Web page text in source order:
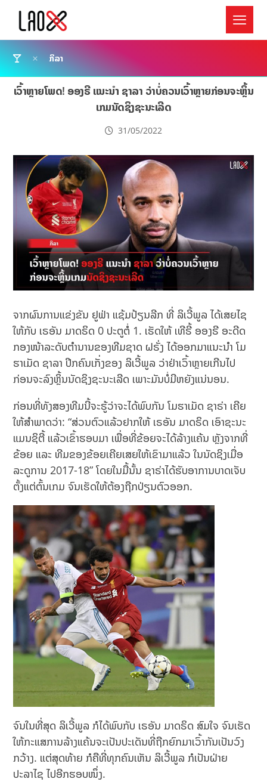
ກິລາ
ເວົ້າຫຼາຍໂພດ! ອອງຣີ ແນະນຳ ຊາລາ ວ່າບໍ່ຄວນເວົ້າຫຼາຍກ່ອນຈະຫຼິ້ນ
ເກມນັດຊິງຊະນະເລີດ
31/05/2022
ຈາກຜົນການແຂ່ງຂັນ ຢູຟ່າ ແຊ້ມປ້ຽນລີກ ທີ່ ລິເວີ້ພູລ ໄດ້ເສຍໄຊ
ໃຫ້ກັບ ເຣອັນ ມາດຣິດ 0 ປະຕູຕໍ່ 1. ເຮັດໃຫ້ ເທີຣີ້ ອອງຣີ ອະດີດ
ກອງໜ້າລະດັບຕຳນານຂອງທີມຊາດ ຝຣັ່ງ ໄດ້ອອກມາແນະນຳ ໂມ
ຮາເມັດ ຊາລາ ປີກຄົນເກັ່ງຂອງ ລິເວີ້ພູລ ວ່າຢ່າເວົ້າຫຼາຍເກີນໄປ
ກ່ອນຈະລົງຫຼິ້ນນັດຊິງຊະນະເລີດ ເພາະມັນບໍ່ມີຫຍັງແນ່ນອນ.
ກ່ອນທີ່ທັງສອງທີມນີ້ຈະຮູ້ວ່າຈະໄດ້ພົບກັນ ໂມຮາເມັດ ຊາຣ່າ ເຄີຍ
ໃຫ້ສຳພາດວ່າ: “ສ່ວນຕົວແລ້ວຢາກໃຫ້ ເຣອັນ ມາດຣິດ ເອົາຊະນະ
ແມນຊິຕີ້ ແລ້ວເຂົ້າຮອບມາ ເພື່ອທີ່ຂ້ອຍຈະໄດ້ລ້າງແຄ້ນ ຫຼັງຈາກທີ່
ຂ້ອຍ ແລະ ທີມຂອງຂ້ອຍເຄີຍເສຍໃຫ້ເຂົາມາແລ້ວ ໃນນັດຊິງເມື່ອ
ລະດູການ 2017-18” ໂດຍໃນມື້ນັ້ນ ຊາຣ່າໄດ້ຮັບອາການບາດເຈັບ
ຕັ້ງແຕ່ຕົ້ນເກມ ຈົນເຮັດໃຫ້ຕ້ອງຖືກປ່ຽນຕົວອອກ.
ຈົນໃນທີ່ສຸດ ລິເວີ້ພູລ ກໍໄດ້ພົບກັບ ເຣອັນ ມາດຣິດ ສົມໃຈ ຈົນເຮັດ
ໃຫ້ກະແສການລ້າງແຄ້ນຈະເປັນປະເດັນທີ່ຖືກຍົກມາເວົ້າກັນເປັນວົງ
ກວ້າງ. ແຕ່ສຸດທ້າຍ ກໍຄືທີ່ທຸກຄົນເຫັນ ລິເວີ້ພູລ ກໍເປັນຝ່າຍ
ປະລາໄຊ ໄປອີກຮອບໜຶ່ງ.